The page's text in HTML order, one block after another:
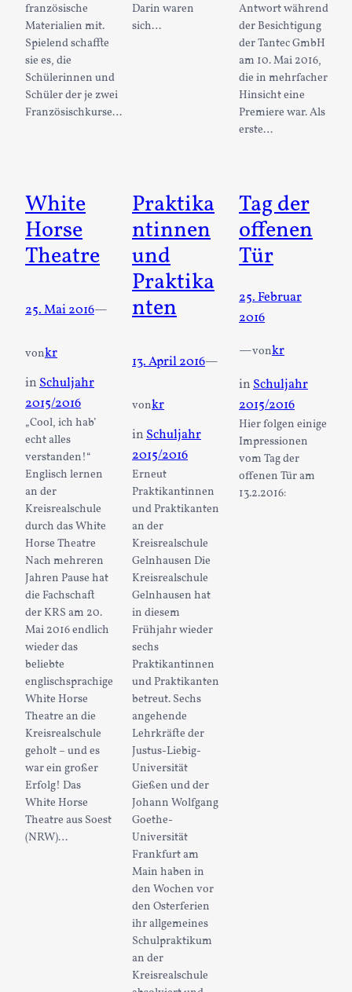
französische
Materialien mit.
Spielend schaffte
sie es, die
Schülerinnen und
Schüler der je zwei
Französischkurse…
Darin waren
sich…
Antwort während
der Besichtigung
der Tantec GmbH
am 10. Mai 2016,
die in mehrfacher
Hinsicht eine
Premiere war. Als
erste…
White
Horse
Theatre
25. Mai 2016—
vonkr
inSchuljahr
2015/2016
„Cool, ich hab’
echt alles
verstanden!“
Englisch lernen
an der
Kreisrealschule
durch das White
Horse Theatre
Nach mehreren
Jahren Pause hat
die Fachschaft
der KRS am 20.
Mai 2016 endlich
wieder das
beliebte
englischsprachige
White Horse
Theatre an die
Kreisrealschule
geholt – und es
war ein großer
Erfolg! Das
White Horse
Theatre aus Soest
(NRW)…
Praktika
ntinnen
und
Praktika
nten
13. April 2016—
vonkr
inSchuljahr
2015/2016
Erneut
Praktikantinnen
und Praktikanten
an der
Kreisrealschule
Gelnhausen Die
Kreisrealschule
Gelnhausen hat
in diesem
Frühjahr wieder
sechs
Praktikantinnen
und Praktikanten
betreut. Sechs
angehende
Lehrkräfte der
Justus-Liebig-
Universität
Gießen und der
Johann Wolfgang
Goethe-
Universität
Frankfurt am
Main haben in
den Wochen vor
den Osterferien
ihr allgemeines
Schulpraktikum
an der
Kreisrealschule
Tag der
offenen
Tür
25. Februar
2016
—vonkr
in Schuljahr
2015/2016
Hier folgen einige
Impressionen
vom Tag der
offenen Tür am
13.2.2016: